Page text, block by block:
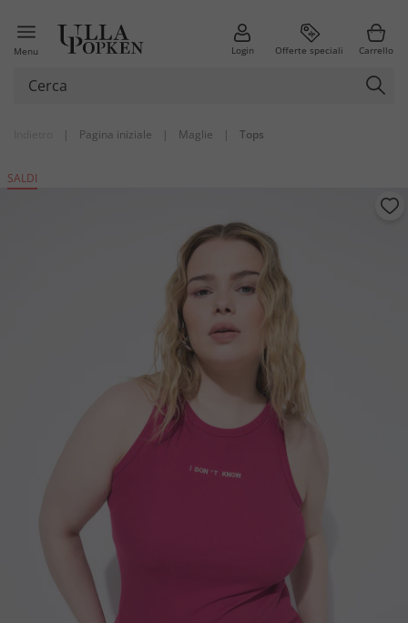
Menu Login Offerte speciali Carrello
| Pagina iniziale | Maglie | Tops
SALDI